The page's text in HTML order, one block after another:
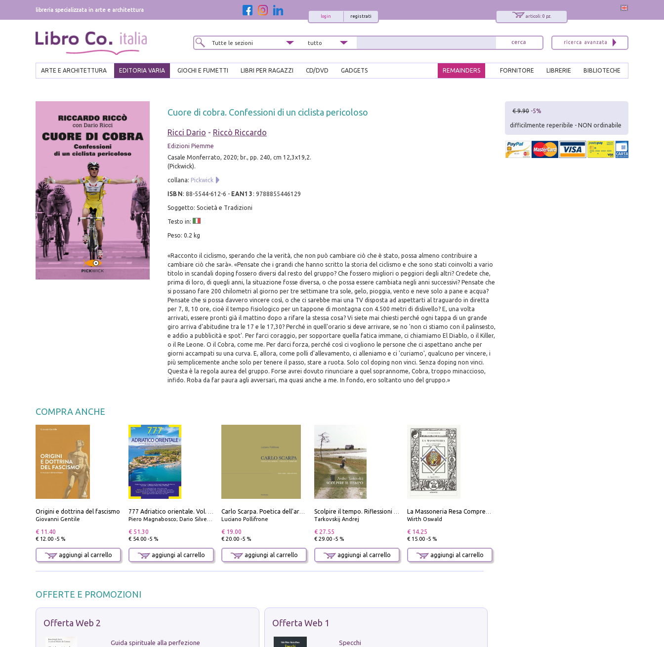
libreria specializzata in arte e architettura
articoli: 0 pz.
registrati
login
ARTE E ARCHITETTURA EDITORIA VARIA GIOCHI E FUMETTI LIBRI PER RAGAZZI CD/DVD GADGETS BIBLIOTECHE
LIBRERIE
FORNITORE
REMAINDERS
Cuore di cobra. Confessioni di un ciclista pericoloso
Ricci Dario - Riccò Riccardo
Edizioni Piemme
Casale Monferrato, 2020; br., pp. 240, cm 12,3x19,2.
(Pickwick).
collana: Pickwick
ISBN : 88-5544-612-6 - EAN13 : 9788855446129
Soggetto: Società e Tradizioni
Testo in:
Peso: 0.2 kg
«Racconto il ciclismo, sperando che la verità, che non può cambiare ciò che è stato, possa almeno contribuire a
cambiare ciò che sarà». «Pensate che i grandi che hanno scritto la storia del ciclismo e che sono stati coinvolti a vario
titolo in scandali doping fossero diversi dal resto del gruppo? Che fossero migliori o peggiori degli altri? Credete che,
prima di loro, di quegli anni, la situazione fosse diversa, o che possa essere cambiata negli anni successivi? Pensate che
si possano fare 200 chilometri al giorno per tre settimane tra sole, gelo, pioggia, vento e neve solo a pane e acqua?
Pensate che si possa davvero vincere così, o che ci sarebbe mai una TV disposta ad aspettarti al traguardo in diretta
per 7, 8, 10 ore, cioè il tempo fisiologico per un tappone di montagna con 4.500 metri di dislivello? E, una volta
arrivati, essere pronti già il mattino dopo a rifare la stessa cosa? Vi siete mai chiesti perché ogni tappa di un grande
giro arriva d'abitudine tra le 17 e le 17,30? Perché in quell'orario si deve arrivare, se no 'non ci stiamo con il palinsesto,
e addio a pubblicità e spot'. Per farci coraggio, per sopportare quella fatica immane, ci chiamiamo El Diablo, o il Killer,
o il Re Leone. O il Cobra, come me. Per darci forza, perché così ci vogliono le persone che ci aspettano anche per
giorni accampati su una curva. E, allora, come polli d'allevamento, ci alleniamo e ci 'curiamo', qualcuno per vincere, i
più semplicemente anche solo per tenere il passo, stare a ruota. Solo col doping non vinci. Senza doping non vinci.
Questa è la regola aurea del gruppo. Forse avrei dovuto rinunciare a quel soprannome, Cobra, troppo minaccioso,
infido. Roba da far paura agli avversari, ma quasi anche a me. In fondo, ero soltanto uno del gruppo.»
COMPRA ANCHE
Origini e dottrina del fascismo
Giovanni Gentile
€ 11.40
€ 12.00 -5 %
aggiungi al carrello
Piero Magnabosco; Dario Silvestro; Marco Sbrizzi
€ 51.30
€ 54.00 -5 %
aggiungi al carrello
Luciano Pollifrone
€ 19.00
€ 20.00 -5 %
aggiungi al carrello
Tarkovskij Andrej
€ 27.55
€ 29.00 -5 %
aggiungi al carrello
Wirth Oswald
€ 14.25
€ 15.00 -5 %
aggiungi al carrello
OFFERTE E PROMOZIONI
Offerta Web 2
Guida spirituale alla perfezione
Offerta Web 1
Specchi
€ 9.90 -5%
difficilmente reperibile - NON ordinabile
x
Allora iscriviti alla nostra newsletter!
Sarai informato delle nostre novità, potrai
comunque cancellarti quando desideri.